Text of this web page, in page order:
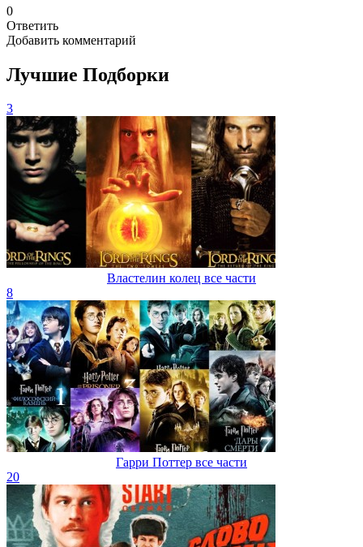
0
Ответить
Добавить комментарий
Лучшие Подборки
3
Властелин колец все части
8
Гарри Поттер все части
20